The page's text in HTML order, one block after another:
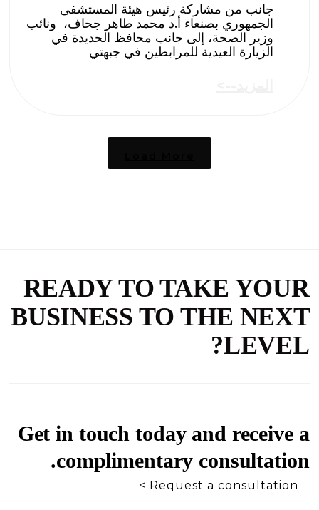
جانب من مشاركة رئيس هيئة المستشفى
الجمهوري بصنعاء أ.د محمد طاهر جحاف، ونائب
وزير الصحة، إلى جانب محافظ الحديدة في
الزيارة العيدية للمرابطين في جبهتي
READY TO TAKE YOUR
BUSINESS TO THE NEXT
LEVEL?
Get in touch today and receive a
complimentary consultation.
Request a consultation >